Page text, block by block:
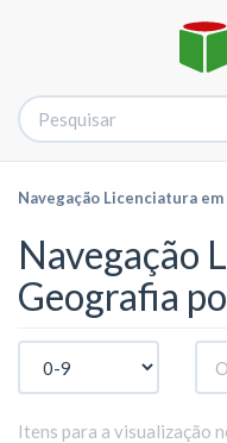
Navegação Licenciatura
Navegação
Geografia
Itens para a visualização